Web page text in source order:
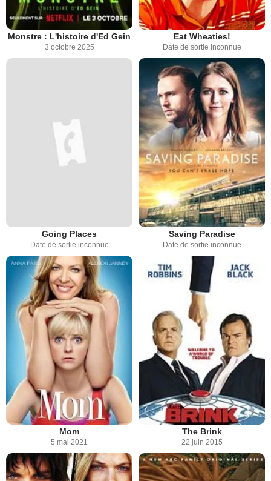
Monstre : L'histoire d'Ed Gein
3 octobre 2025
Eat Wheaties!
Date de sortie inconnue
Going Places
Date de sortie inconnue
Saving Paradise
Date de sortie inconnue
Mom
5 mai 2021
The Brink
22 juin 2015